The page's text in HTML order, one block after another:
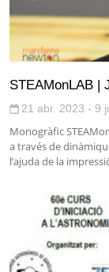
STEAMonLAB |
21 abr. 2023 - 9
Monogràfic
a través de
l’ajuda de la